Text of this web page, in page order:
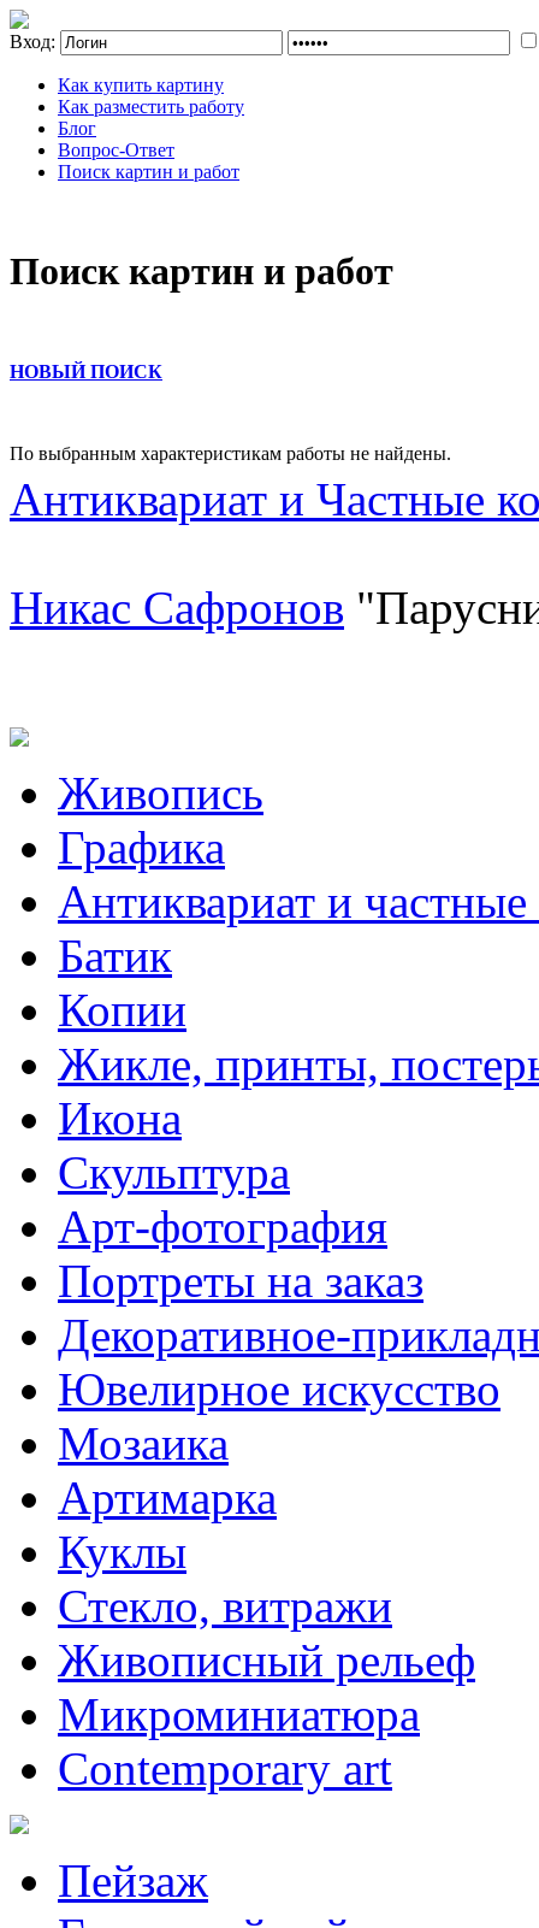
Вход:
Как купить картину
Как разместить работу
Блог
Вопрос-Ответ
Поиск картин и работ
Поиск картин и работ
НОВЫЙ ПОИСК
По выбранным характеристикам работы не найдены.
Антиквариат и Частные
Никас Сафронов
Живопись
Графика
Антиквариат и
Батик
Копии
Жикле, принты,
Икона
Скульптура
Арт-фотография
Портреты на заказ
Декоративное-
Ювелирное искусство
Мозаика
Артимарка
Куклы
Стекло, витражи
Живописный рельеф
Микроминиатюра
Contemporary art
Пейзаж